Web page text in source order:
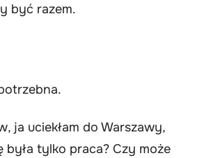
być razem.
ja uciekłam do Warszawy,
była tylko praca? Czy może